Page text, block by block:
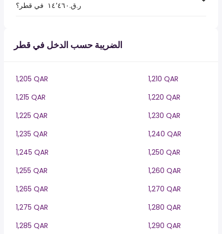
ر.ق.‏١٤٬٤٦٠ ‏ في قطر؟
الضريبة حسب الدخل في قطر
1,205 QAR
1,210 QAR
1,215 QAR
1,220 QAR
1,225 QAR
1,230 QAR
1,235 QAR
1,240 QAR
1,245 QAR
1,250 QAR
1,255 QAR
1,260 QAR
1,265 QAR
1,270 QAR
1,275 QAR
1,280 QAR
1,285 QAR
1,290 QAR